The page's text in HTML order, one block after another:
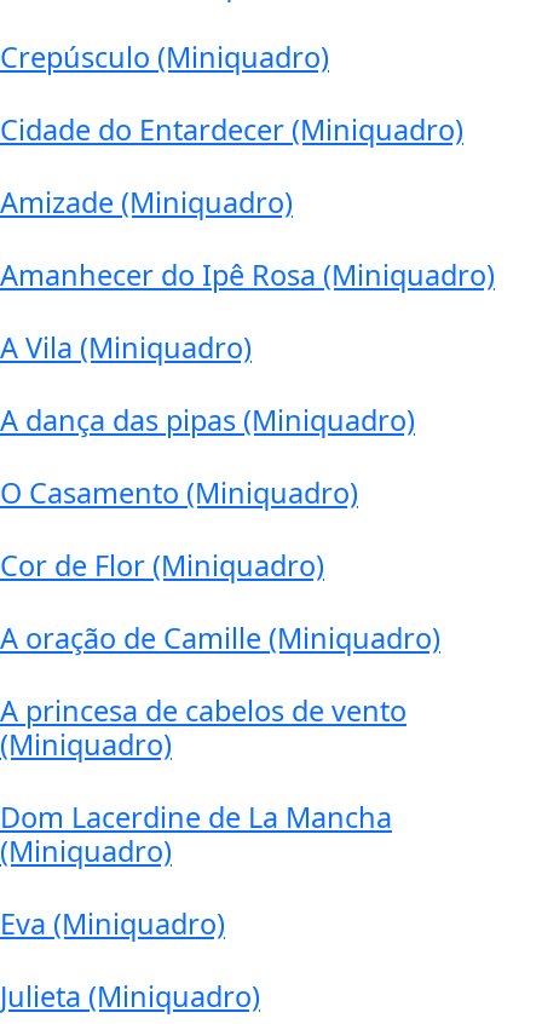
Crepúsculo (Miniquadro)
Cidade do Entardecer (Miniquadro)
Amizade (Miniquadro)
Amanhecer do Ipê Rosa (Miniquadro)
A Vila (Miniquadro)
A dança das pipas (Miniquadro)
O Casamento (Miniquadro)
Cor de Flor (Miniquadro)
A oração de Camille (Miniquadro)
A princesa de cabelos de vento
(Miniquadro)
Dom Lacerdine de La Mancha
(Miniquadro)
Eva (Miniquadro)
Julieta (Miniquadro)